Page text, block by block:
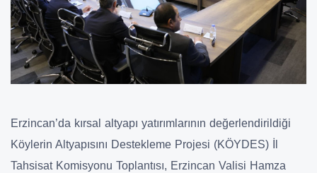
Erzincan’da kırsal altyapı yatırımlarının değerlendirildiği
Köylerin Altyapısını Destekleme Projesi (KÖYDES) İl
Tahsisat Komisyonu Toplantısı, Erzincan Valisi Hamza